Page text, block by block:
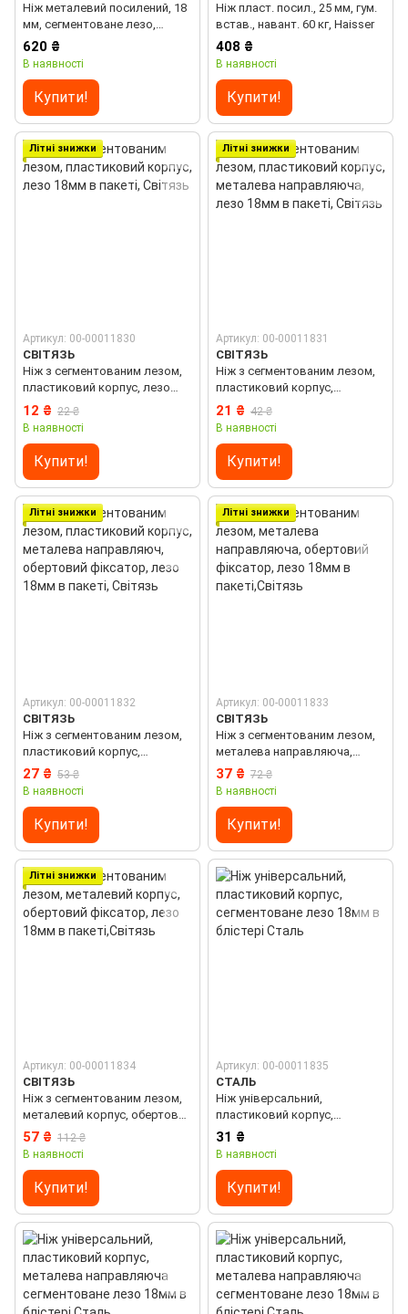
Ніж металевий посилений, 18
мм, сегментоване лезо,
навантаження 60 кг, Haisser
620 ₴
В наявності
Купити!
Ніж пласт. посил., 25 мм, гум.
встав., навант. 60 кг, Haisser
408 ₴
В наявності
Купити!
Літні знижки
Артикул: 00-00011830
СВІТЯЗЬ
Ніж з сегментованим лезом,
пластиковий корпус, лезо
18мм в пакеті, Світязь
12 ₴ 22 ₴
В наявності
Купити!
Літні знижки
Артикул: 00-00011831
СВІТЯЗЬ
Ніж з сегментованим лезом,
пластиковий корпус,
металева направляюча, лезо
18мм в пакеті, Світязь
21 ₴ 42 ₴
В наявності
Купити!
Літні знижки
Артикул: 00-00011832
СВІТЯЗЬ
Ніж з сегментованим лезом,
пластиковий корпус,
металева направляюч,
обертовий фіксатор, лезо
27 ₴ 53 ₴
В наявності
Купити!
Літні знижки
Артикул: 00-00011833
СВІТЯЗЬ
Ніж з сегментованим лезом,
металева направляюча,
обертовий фіксатор, лезо
18мм в пакеті,Світязь
37 ₴ 72 ₴
В наявності
Купити!
Літні знижки
Артикул: 00-00011834
СВІТЯЗЬ
Ніж з сегментованим лезом,
металевий корпус, обертовий
фіксатор, лезо 18мм в
пакеті,Світязь
57 ₴ 112 ₴
В наявності
Купити!
Артикул: 00-00011835
СТАЛЬ
Ніж універсальний,
пластиковий корпус,
сегментоване лезо 18мм в
блістері Сталь
31 ₴
В наявності
Купити!